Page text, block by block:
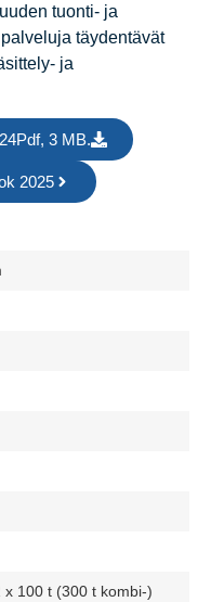
tuonti- ja
täydentävät
ja
3 MB.
2025
x 100 t (300 t kombi-)